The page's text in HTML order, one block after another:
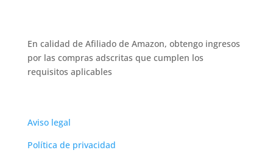
En calidad de Afiliado de Amazon, obtengo ingresos
por las compras adscritas que cumplen los
requisitos aplicables
Aviso legal
Política de privacidad